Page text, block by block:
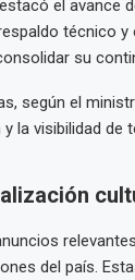
el avance
técnico y
su
según el
la visibilidad
del país.